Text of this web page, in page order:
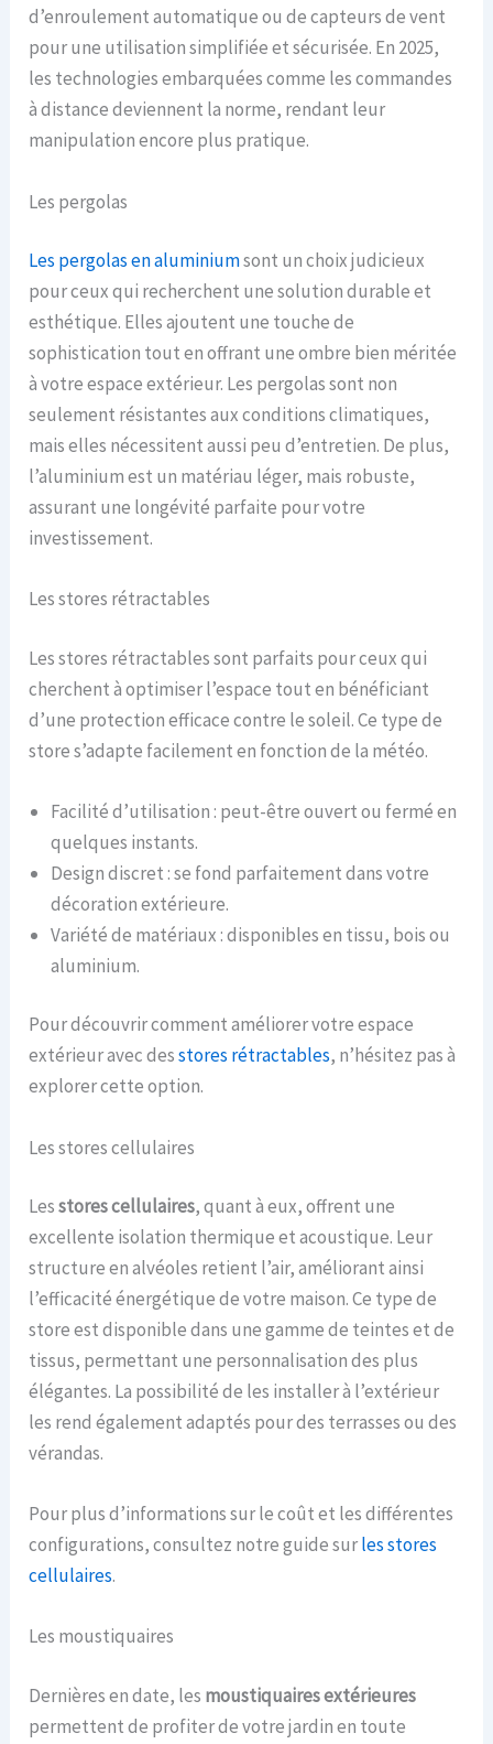
d’enroulement automatique ou de capteurs de vent
pour une utilisation simplifiée et sécurisée. En 2025,
les technologies embarquées comme les commandes
à distance deviennent la norme, rendant leur
manipulation encore plus pratique.
Les pergolas
Les pergolas en aluminiumsont un choix judicieux
pour ceux qui recherchent une solution durable et
esthétique. Elles ajoutent une touche de
sophistication tout en offrant une ombre bien méritée
à votre espace extérieur. Les pergolas sont non
seulement résistantes aux conditions climatiques,
mais elles nécessitent aussi peu d’entretien. De plus,
l’aluminium est un matériau léger, mais robuste,
assurant une longévité parfaite pour votre
investissement.
Les stores rétractables
Les stores rétractables sont parfaits pour ceux qui
cherchent à optimiser l’espace tout en bénéficiant
d’une protection efficace contre le soleil. Ce type de
store s’adapte facilement en fonction de la météo.
Facilité d’utilisation : peut-être ouvert ou fermé en
quelques instants.
Design discret : se fond parfaitement dans votre
décoration extérieure.
Variété de matériaux : disponibles en tissu, bois ou
aluminium.
Pour découvrir comment améliorer votre espace
extérieur avec desstores rétractables, n’hésitez pas à
explorer cette option.
Les stores cellulaires
Lesstores cellulaires, quant à eux, offrent une
excellente isolation thermique et acoustique. Leur
structure en alvéoles retient l’air, améliorant ainsi
l’efficacité énergétique de votre maison. Ce type de
store est disponible dans une gamme de teintes et de
tissus, permettant une personnalisation des plus
élégantes. La possibilité de les installer à l’extérieur
les rend également adaptés pour des terrasses ou des
vérandas.
Pour plus d’informations sur le coût et les différentes
configurations, consultez notre guide surles stores
cellulaires.
Les moustiquaires
Dernières en date, les moustiquaires extérieures
permettent de profiter de votre jardin en toute